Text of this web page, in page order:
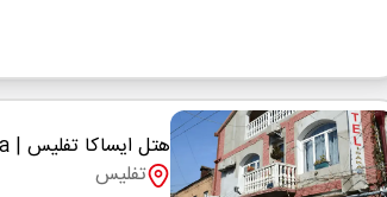
هتل ایساکا تفلیس | Isaka
تفلیس